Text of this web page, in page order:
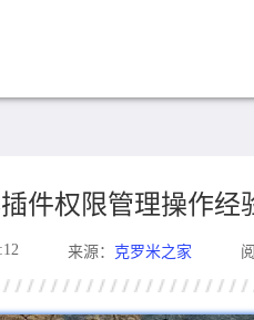
件权限管理操作经
来源： 克罗米之家